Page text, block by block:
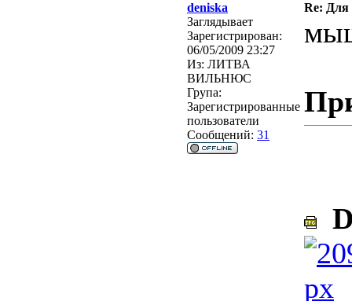
deniska
Re: Для
Заглядывает
Зарегистрирован:
06/05/2009 23:27
Из: ЛИТВА
ВИЛЬНЮС
Група:
Зарегистрированные
пользователи
Сообщений: 31